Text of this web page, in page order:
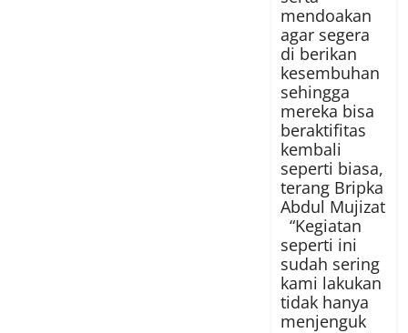
mendoakan
agar segera
di berikan
kesembuhan
sehingga
mereka bisa
beraktifitas
kembali
seperti biasa,
terang Bripka
Abdul Mujizat
“Kegiatan
seperti ini
sudah sering
kami lakukan
tidak hanya
menjenguk